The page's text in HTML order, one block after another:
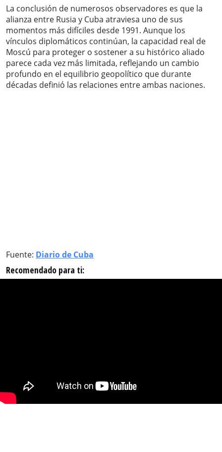
La conclusión de numerosos observadores es que la
alianza entre Rusia y Cuba atraviesa uno de sus
momentos más difíciles desde 1991. Aunque los
vínculos diplomáticos continúan, la capacidad real de
Moscú para proteger o sostener a su histórico aliado
parece cada vez más limitada, reflejando un cambio
profundo en el equilibrio geopolítico que durante
décadas definió las relaciones entre ambas naciones.
Fuente: Diario de Cuba
Recomendado para ti: